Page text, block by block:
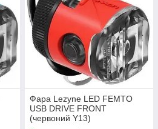
Фара Lezyne LED FEMTO
USB DRIVE FRONT
(червоний Y13)